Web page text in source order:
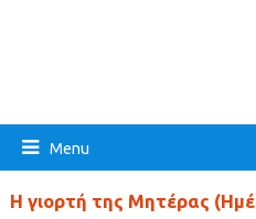
Menu
Η γιορτή της Μητέρας